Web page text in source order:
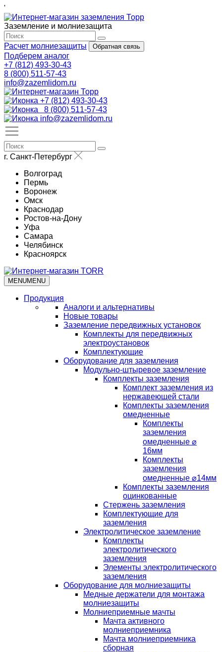
'
Заземление и молниезащита
Расчет молниезащиты Обратная связь
Подберем аналог
+7 (812) 493-30-43
8 (800) 511-57-43
info@zazemlidom.ru
+7 (812) 493-30-43
8 (800) 511-57-43
info@zazemlidom.ru
г. Санкт-Петербург
Волгоград
Пермь
Воронеж
Омск
Краснодар
Ростов-на-Дону
Уфа
Самара
Челябинск
Красноярск
MENUMENU
Продукция
Аналоги и альтернативы
Новые товары
Заземление передвижных установок
Комплекты для передвижных
электроустановок
Комплектующие
Оборудование для заземления
Модульно-штыревое заземление
Комплекты заземления
Комплект заземления из
нержавеющей стали
Комплекты заземления
омедненные
Комплекты
заземления
омедненные ⌀
16мм
Комплекты
заземления
омедненные ⌀14мм
Комплекты заземления
оцинкованные
Стержень заземления
Комплектующие для
заземления
Электролитическое заземление
Комплекты
электролитического
заземления
Элементы электролитического
заземления
Оборудование для молниезащиты
Медные держатели для монтажа
молниезащиты
Молниеприемные мачты
Мачта активного
молниеприемника
Мачта молниеприемника
сборная